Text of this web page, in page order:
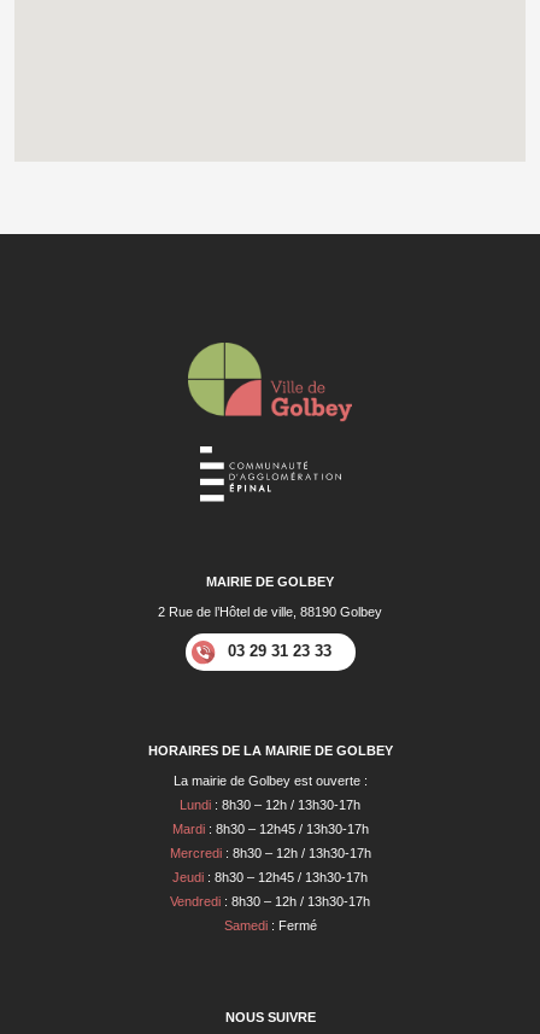
MAIRIE DE GOLBEY
2 Rue de l’Hôtel de ville, 88190 Golbey
03 29 31 23 33
HORAIRES DE LA MAIRIE DE GOLBEY
La mairie de Golbey est ouverte :
Lundi : 8h30 – 12h / 13h30-17h
Mardi: 8h30 – 12h45 / 13h30-17h
Mercredi: 8h30 – 12h / 13h30-17h
Jeudi : 8h30 – 12h45 / 13h30-17h
Vendredi : 8h30 – 12h / 13h30-17h
Samedi: Fermé
NOUS SUIVRE